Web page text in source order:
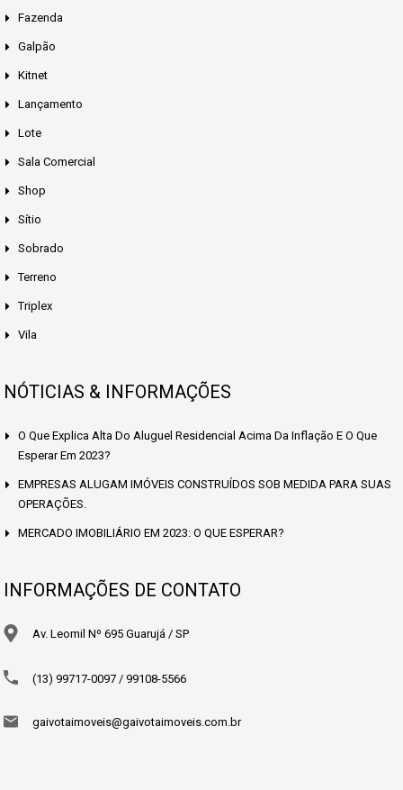
Fazenda
Galpão
Kitnet
Lançamento
Lote
Sala Comercial
Shop
Sítio
Sobrado
Terreno
Triplex
Vila
NÓTICIAS & INFORMAÇÕES
O Que Explica Alta Do Aluguel Residencial Acima Da Inflação E O Que
Esperar Em 2023?
EMPRESAS ALUGAM IMÓVEIS CONSTRUÍDOS SOB MEDIDA PARA SUAS
OPERAÇÕES.
MERCADO IMOBILIÁRIO EM 2023: O QUE ESPERAR?
INFORMAÇÕES DE CONTATO
Av. Leomil Nº 695 Guarujá / SP
(13) 99717-0097 / 99108-5566
gaivotaimoveis@gaivotaimoveis.com.br